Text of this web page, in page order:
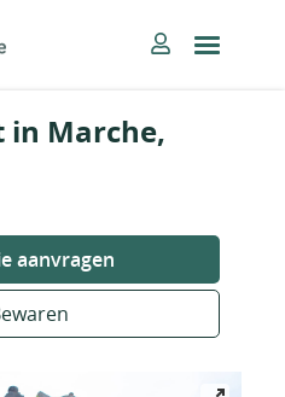
Marche,
aanvragen